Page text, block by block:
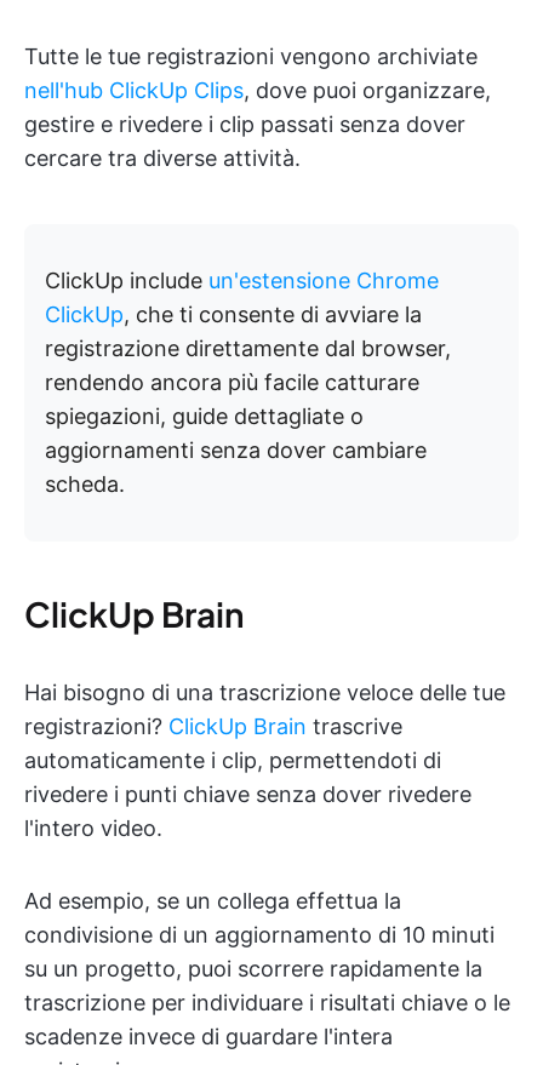
Tutte le tue registrazioni vengono archiviate
nell'hub ClickUp Clips, dove puoi organizzare,
gestire e rivedere i clip passati senza dover
cercare tra diverse attività.
ClickUp include un'estensione Chrome
ClickUp, che ti consente di avviare la
registrazione direttamente dal browser,
rendendo ancora più facile catturare
spiegazioni, guide dettagliate o
aggiornamenti senza dover cambiare
scheda.
ClickUp Brain
Hai bisogno di una trascrizione veloce delle tue
registrazioni? ClickUp Brain trascrive
automaticamente i clip, permettendoti di
rivedere i punti chiave senza dover rivedere
l'intero video.
Ad esempio, se un collega effettua la
condivisione di un aggiornamento di 10 minuti
su un progetto, puoi scorrere rapidamente la
trascrizione per individuare i risultati chiave o le
scadenze invece di guardare l'intera